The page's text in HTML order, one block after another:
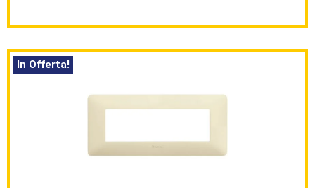
In Offerta!